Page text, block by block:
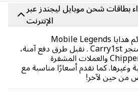
شحن موبايل ليجندز عبر
الإنترنت
احصل على قسائم هدايا Mobile Legends
Diamond من متجر Carry1st . نقبل طرق دفع آمنة،
مثل PayPal و Chipper والعملات المشفرة
كما نقدم أسعارًا مناسبة مع
لآخر!